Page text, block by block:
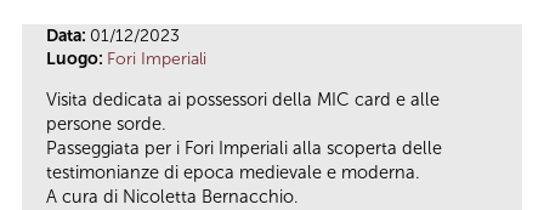
Data: 01/12/2023
Luogo: Fori Imperiali
Visita dedicata ai possessori della MIC card e alle
persone sorde.
Passeggiata per i Fori Imperiali alla scoperta delle
testimonianze di epoca medievale e moderna.
A cura di Nicoletta Bernacchio.